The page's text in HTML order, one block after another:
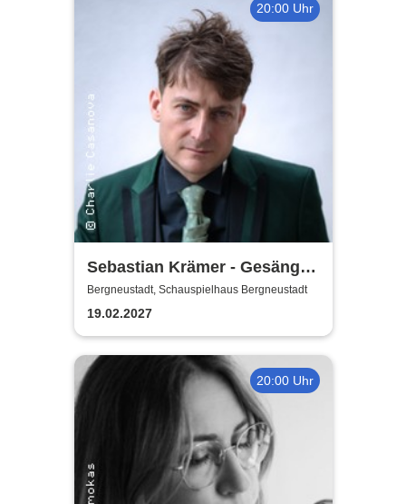
20:00 Uhr
Sebastian Krämer - Gesänge
auf der Falltür
Bergneustadt, Schauspielhaus Bergneustadt
19.02.2027
20:00 Uhr